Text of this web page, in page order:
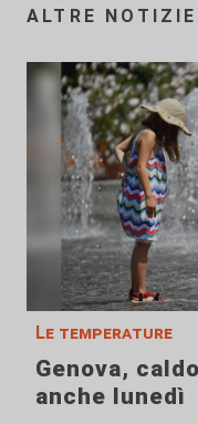
ALTRE NOTIZIE
Le temperature
Genova,
anche lunedì